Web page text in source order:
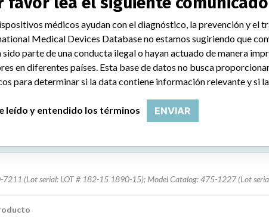
of irispec ca/cb/cc controls may have bottles of irispec cb and/or cc
CC
7211 (Lot serial: LOT # 182-15 1890-15); Model Catalog: 475-1227 (Lot
médicos ayudan con el diagnóstico, la prevención y el
Medical Devices Database no estamos sugiriendo que
sido parte de una conducta ilegal o hayan actuado de manera
en diferentes países. Esta base de datos no busca
para determinar si la data contiene información relevante y si
leído y entendido los términos ENVIAR